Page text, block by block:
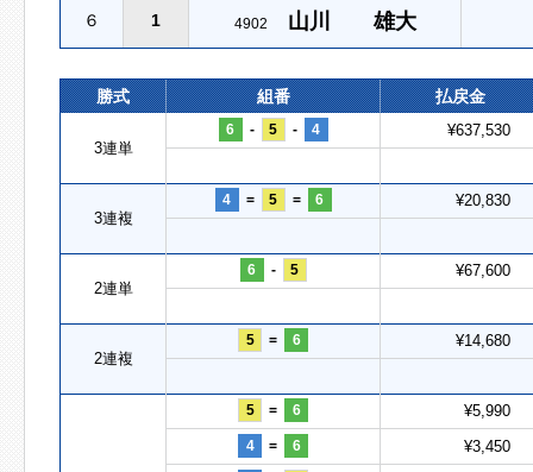
６ 1 4902 山川 雄大
勝式 組番 払戻金
3連単
6 - 5 - 4 ¥637,530
3連複
4 = 5 = 6 ¥20,830
2連単
6 - 5 ¥67,600
2連複
5 = 6 ¥14,680
5 = 6 ¥5,990
4 = 6 ¥3,450